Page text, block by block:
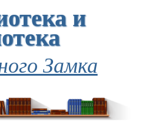
и
Замка